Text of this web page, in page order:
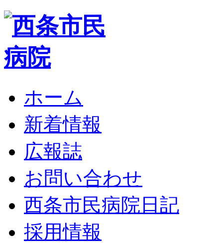
ホーム
新着情報
広報誌
お問い合わせ
西条市民病院日記
採用情報